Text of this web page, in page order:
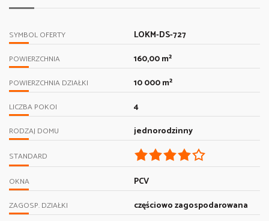
SYMBOL OFERTY LOKM-DS-727
POWIERZCHNIA 160,00 m²
POWIERZCHNIA DZIAŁKI 10 000 m²
LICZBA POKOI 4
RODZAJ DOMU jednorodzinny
STANDARD
OKNA PCV
ZAGOSP. DZIAŁKI częściowo zagospodarowana